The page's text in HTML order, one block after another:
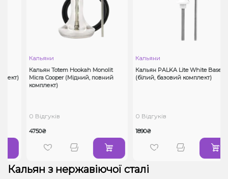
Кальяни
Кальян Totem Hookah Monolit
Micra Cooper (Мідний, повний
комплект)
0 Відгуків
4750₴
Кальяни
Кальян PALKA Lite White Base
(білий, базовий комплект)
0 Відгуків
1890₴
Кальян з нержавіючої сталі